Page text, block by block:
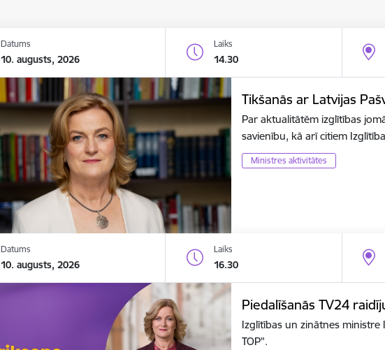
Datums
10. augusts, 2026
Laiks
14.30
Tikšanās ar Latvijas
Par aktualitātēm izglītības
savienību, kā arī citiem
Ministres aktivitātes
Datums
10. augusts, 2026
Laiks
16.30
Piedalīšanās TV24
Izglītības un zinātnes
TOP".